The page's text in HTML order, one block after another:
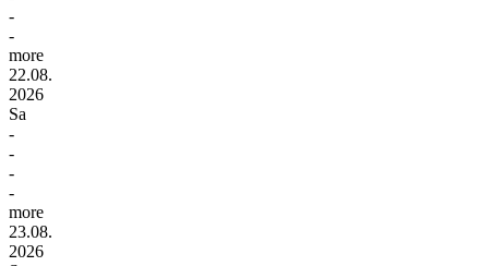
-
-
more
22.08.
2026
Sa
-
-
-
-
more
23.08.
2026